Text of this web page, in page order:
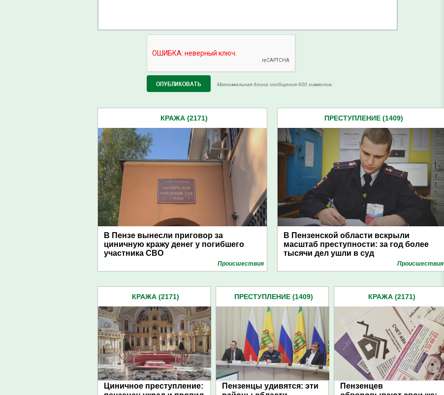
Максимальная длина сообщения 600 символов.
КРАЖА (2171)
В Пензе вынесли приговор за
циничную кражу денег у погибшего
участника СВО
Проиcшествия
ПРЕСТУПЛЕНИЕ (1409)
В Пензенской области вскрыли
масштаб преступности: за год более
тысячи дел ушли в суд
Проиcшествия
КРАЖА (2171)
Циничное преступление:
ПРЕСТУПЛЕНИЕ (1409)
Пензенцы удивятся: эти
КРАЖА (2171)
Пензенцев